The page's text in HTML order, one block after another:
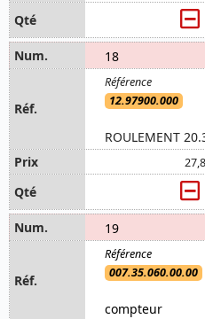
18
12.97900.000
ROULEMENT
19
007.35.060.00.00
compteur